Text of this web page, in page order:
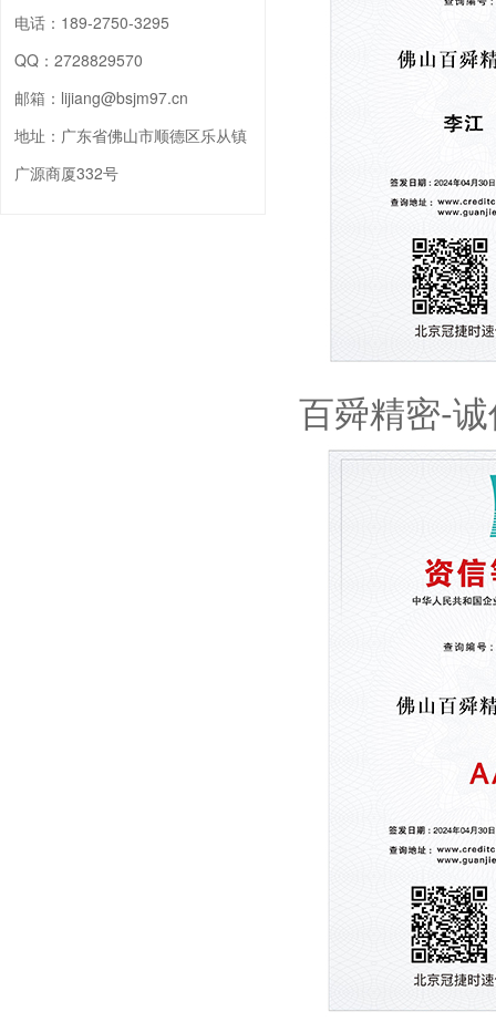
百舜精密-
电话： 189-2750-3295
QQ： 2728829570
邮箱： lijiang@bsjm97.cn
地址： 广东省佛山市顺德区乐从镇
广源商厦332号